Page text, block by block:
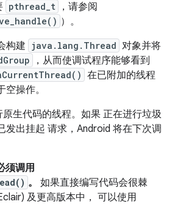
pthread_t ，请参阅
）。
构建 java.lang.Thread 对象并将
，从而使调试程序能够看到
在已附加的线程
操作。
生代码的线程。如果 正在进行垃圾
发出挂起 请求，Android 将在下次调
须调用
。
如果直接编写代码会很棘
及更高版本中， 可以使用